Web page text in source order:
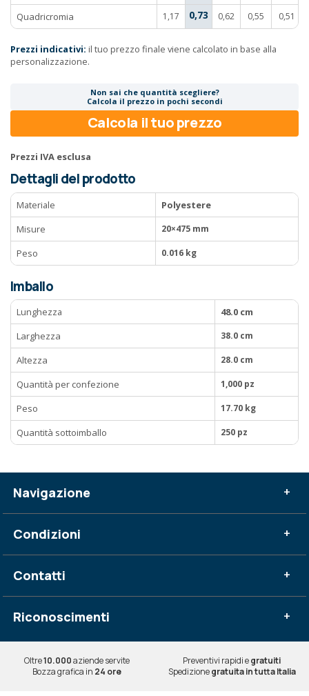
Quadricromia 1,17 0,73 0,62 0,55 0,51
Prezzi indicativi: il tuo prezzo finale viene calcolato in base alla
personalizzazione.
Non sai che quantità scegliere?
Calcola il prezzo in pochi secondi
Calcola il tuo prezzo
Prezzi IVA esclusa
Dettagli del prodotto
Materiale
Polyestere
Misure
20×475 mm
Peso 0.016 kg
Imballo
Lunghezza
48.0 cm
Larghezza
38.0 cm
Altezza 28.0 cm
Quantità per confezione 1,000 pz
Peso 17.70 kg
Quantità sottoimballo 250 pz
Navigazione +
Condizioni +
Contatti +
Riconoscimenti +
Oltre10.000aziende servite Preventivi rapidi egratuiti
Bozza grafica in 24 ore Spedizionegratuita in tutta Italia